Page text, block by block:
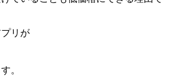
リが
。